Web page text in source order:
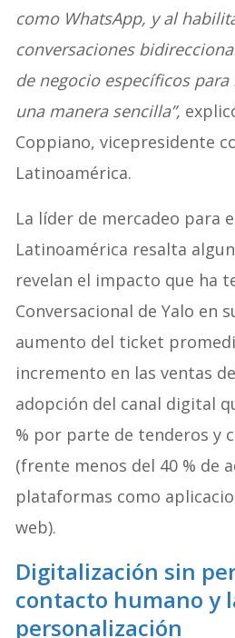
como WhatsApp, y al
conversaciones
de negocio específicos
una manera sencilla”,
Coppiano, vicepresidente
Latinoamérica.
La líder de mercadeo para
Latinoamérica resalta
revelan el impacto que ha
Conversacional de Yalo en
aumento del ticket
incremento en las ventas
adopción del canal digital
% por parte de tenderos y
(frente menos del 40 % de
plataformas como
web).
Digitalización sin
contacto humano y
personalización